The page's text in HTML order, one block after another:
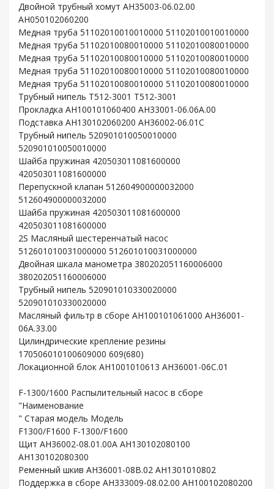
Двойной трубный хомут AH35003-06.02.00
AH050102060200
Медная труба 51102010010010000 51102010010010000
Медная труба 51102010080010000 51102010080010000
Медная труба 51102010080010000 51102010080010000
Медная труба 51102010080010000 51102010080010000
Медная труба 51102010080010000 51102010080010000
Трубный нипель T512-3001 T512-3001
Прокладка AH100101060400 AH33001-06.06A.00
Подставка AH130102060200 AH36002-06.01C
Трубный нипель 520901010050010000
520901010050010000
Шайба пружиная 420503011081600000
420503011081600000
Перепускной клапан 512604900000032000
512604900000032000
Шайба пружиная 420503011081600000
420503011081600000
2S Масляный шестеренчатый насос
512601010031000000 512601010031000000
Двойная шкала манометра 380202051160006000
380202051160006000
Трубный нипель 520901010330020000
520901010330020000
Масляный фильтр в сборе AH100101061000 AH36001-
06A.33.00
Цилиндрические крепление резины
170506010100609000 609(680)
Локационной блок AH1001010613 AH36001-06C.01
F-1300/1600 Распылительный насос в сборе
"Наименование
" Старая модель Модель
F1300/F1600 F-1300/F1600
Щит AH36002-08.01.00A AH130102080100
AH130102080300
Ременный шкив AH36001-08B.02 AH1301010802
Поддержка в сборе AH333009-08.02.00 AH100102080200